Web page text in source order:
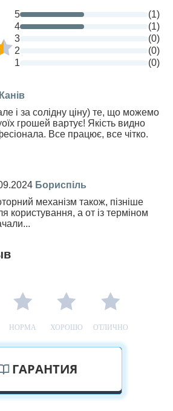
5
(1)
4
(1)
3
(0)
2
(0)
1
(0)
Канів
і за солідну ціну) те, що можемо
грошей вартує! Якість видно
Все працює, все чітко.
Бориспіль
механізм також, пізніше
користування, а от із терміном
НОРМА ХОРОШО ОТЛИЧНО
ГАРАНТИЯ